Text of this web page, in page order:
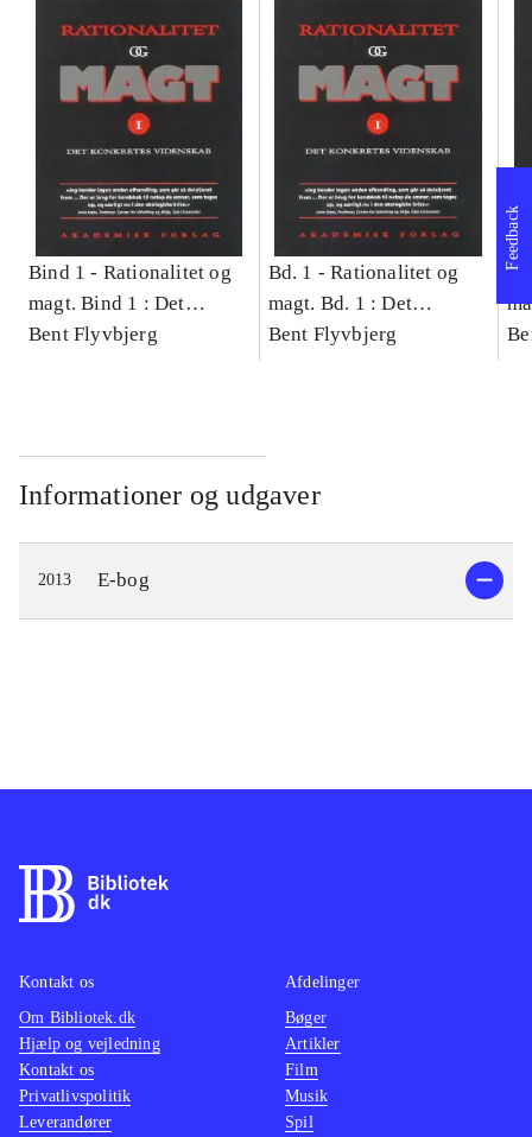
Bind 1 - Rationalitet og
magt. Bind 1 : Det
konkretes videnskab
Bent Flyvbjerg
Bd. 1 -Rationalitet og
magt. Bd. 1 : Det
konkretes videnskab
Bent Flyvbjerg
Informationer og udgaver
2013 E-bog
Feedback
Kontakt os
Om Bibliotek.dk
Hjælp og vejledning
Kontakt os
Privatlivspolitik
Leverandører
Afdelinger
Bøger
Artikler
Film
Musik
Spil